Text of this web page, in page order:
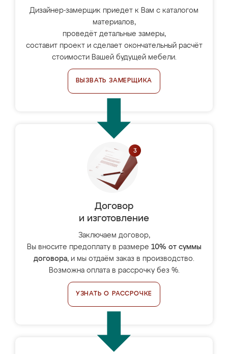
Дизайнер-замерщик приедет к Вам с каталогом
материалов,
проведёт детальные замеры,
составит проект и сделает окончательный расчёт
стоимости Вашей будущей мебели.
ВЫЗВАТЬ ЗАМЕРЩИКА
Договор
и изготовление
Заключаем договор,
Вы вносите предоплату в размере 10% от суммы
договора, и мы отдаём заказ в производство.
Возможна оплата в рассрочку без %.
УЗНАТЬ О РАССРОЧКЕ